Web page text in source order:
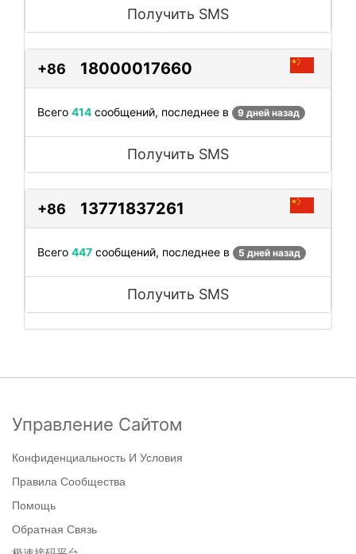
Получить SMS
+86 18000017660
Всего 414 сообщений, последнее в 9 дней назад
Получить SMS
+86 13771837261
Всего 447 сообщений, последнее в 5 дней назад
Получить SMS
Управление Сайтом
Конфиденциальность И Условия
Правила Сообщества
Помощь
Обратная Связь